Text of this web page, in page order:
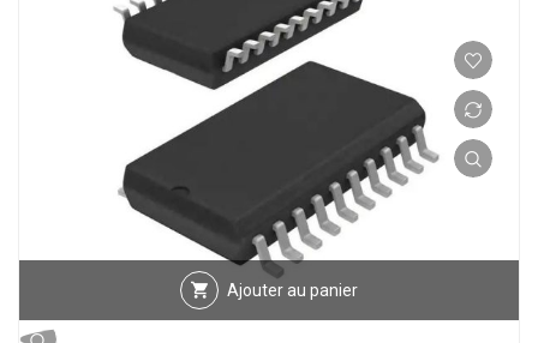
Ajouter au panier